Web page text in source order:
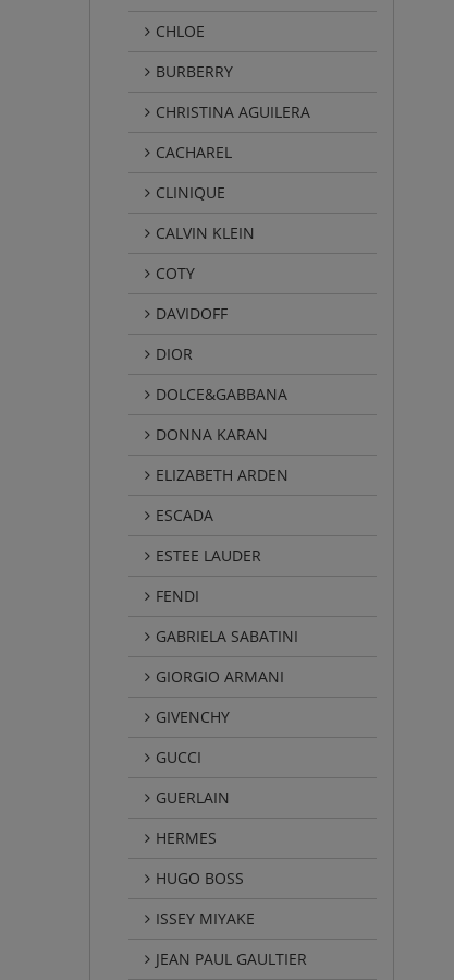
CHLOE
BURBERRY
CHRISTINA AGUILERA
CACHAREL
CLINIQUE
CALVIN KLEIN
COTY
DAVIDOFF
DIOR
DOLCE&GABBANA
DONNA KARAN
ELIZABETH ARDEN
ESCADA
ESTEE LAUDER
FENDI
GABRIELA SABATINI
GIORGIO ARMANI
GIVENCHY
GUCCI
GUERLAIN
HERMES
HUGO BOSS
ISSEY MIYAKE
JEAN PAUL GAULTIER